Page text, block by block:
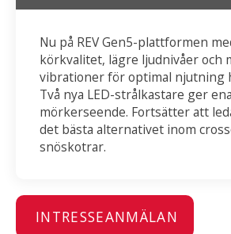
Nu på REV Gen5-plattformen
körkvalitet, lägre ljudnivåer och
vibrationer för optimal njutning
Två nya LED-strålkastare ger
mörkerseende. Fortsätter att
det bästa alternativet inom
snöskotrar.
INTRESSEANMÄLAN